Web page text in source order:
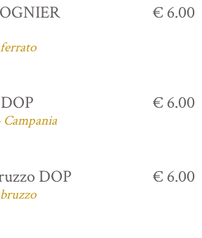
€ 6.00
€ 6.00
DOP € 6.00